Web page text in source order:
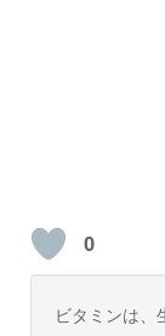
0
ビタミンは